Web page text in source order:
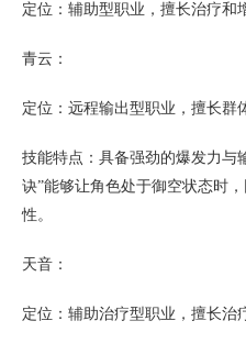
定位：辅助型职业，擅长治疗和
青云：
定位：远程输出型职业，擅长群
技能特点：具备强劲的爆发力与
诀”能够让角色处于御空状态时
性。
天音：
定位：辅助治疗型职业，擅长治